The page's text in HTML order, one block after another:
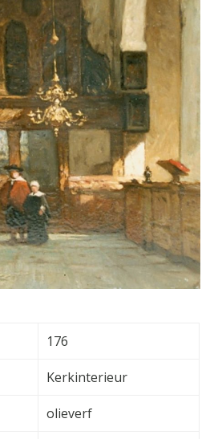
176
Kerkinterieur
olieverf